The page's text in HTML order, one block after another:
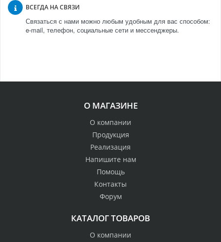
ВСЕГДА НА СВЯЗИ
Связаться с нами можно любым удобным для вас способом:
e-mail, телефон, социальные сети и мессенджеры.
О МАГАЗИНЕ
О компании
Продукция
Реализация
Напишите нам
Помощь
Контакты
Форум
КАТАЛОГ ТОВАРОВ
О компании